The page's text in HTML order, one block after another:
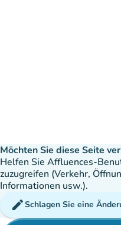
Möchten Sie diese Seite
Helfen Sie Affluences-
zuzugreifen (Verkehr,
Informationen usw.).
editSchlagen Sie eine